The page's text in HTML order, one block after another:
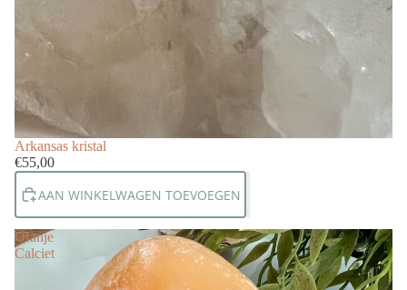
Arkansas kristal
€55,00
AAN WINKELWAGEN TOEVOEGEN
Oranje
Calciet